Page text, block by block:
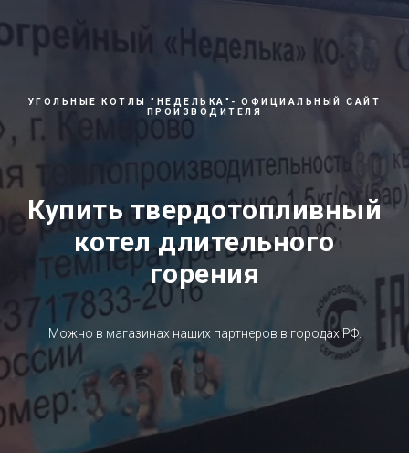
УГОЛЬНЫЕ КОТЛЫ "НЕДЕЛЬКА"- ОФИЦИАЛЬНЫЙ САЙТ
ПРОИЗВОДИТЕЛЯ
Купить твердотопливный
котел длительного
горения
Можно в магазинах наших партнеров в городах РФ.